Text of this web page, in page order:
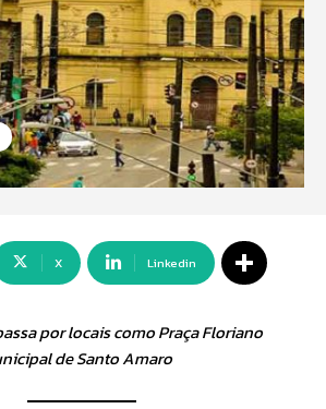
X Linkedin
por locais como Praça Floriano
de Santo Amaro